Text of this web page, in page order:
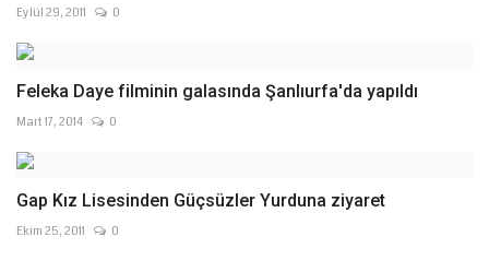
Eylül 29, 2011 0
Feleka Daye filminin galasında Şanlıurfa'da yapıldı
Mart 17, 2014 0
Gap Kız Lisesinden Güçsüzler Yurduna ziyaret
Ekim 25, 2011 0